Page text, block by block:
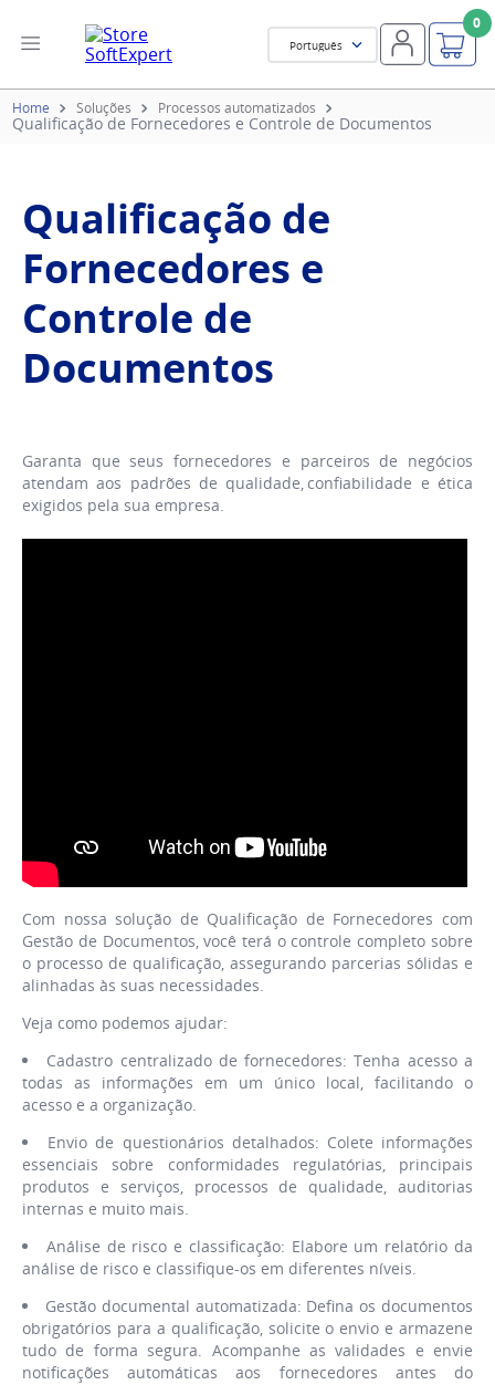
Português
0
Soluções Processos automatizados
Qualificação de Fornecedores e Controle de Documentos
Qualificação de
Fornecedores e
Controle de
Documentos
Garanta que seus fornecedores e parceiros de negócios
atendam aos padrões de qualidade, confiabilidade e ética
exigidos pela sua empresa.
Com nossa solução de Qualificação de Fornecedores com
Gestão de Documentos, você terá o controle completo sobre
o processo de qualificação, assegurando parcerias sólidas e
alinhadas às suas necessidades.
Veja como podemos ajudar:
Cadastro centralizado de fornecedores: Tenha acesso a
todas as informações em um único local, facilitando o
acesso e a organização.
Envio de questionários detalhados: Colete informações
essenciais sobre conformidades regulatórias, principais
produtos e serviços, processos de qualidade, auditorias
internas e muito mais.
Análise de risco e classificação: Elabore um relatório da
análise de risco e classifique-os em diferentes níveis.
Gestão documental automatizada: Defina os documentos
obrigatórios para a qualificação, solicite o envio e armazene
tudo de forma segura. Acompanhe as validades e envie
notificações automáticas aos fornecedores antes do